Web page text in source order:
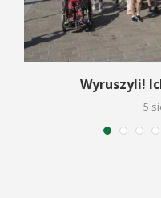
Wyruszyli!
5